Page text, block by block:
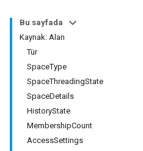
Bu sayfada
Kaynak: Alan
Tür
SpaceType
SpaceThreadingState
SpaceDetails
HistoryState
MembershipCount
AccessSettings